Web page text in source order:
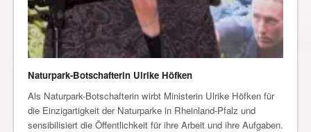
Naturpark-Botschafterin Ulrike Höfken
Als Naturpark-Botschafterin wirbt Ministerin Ulrike Höfken für
die Einzigartigkeit der Naturparke in Rheinland-Pfalz und
sensibilisiert die Öffentlichkeit für ihre Arbeit und ihre Aufgaben.